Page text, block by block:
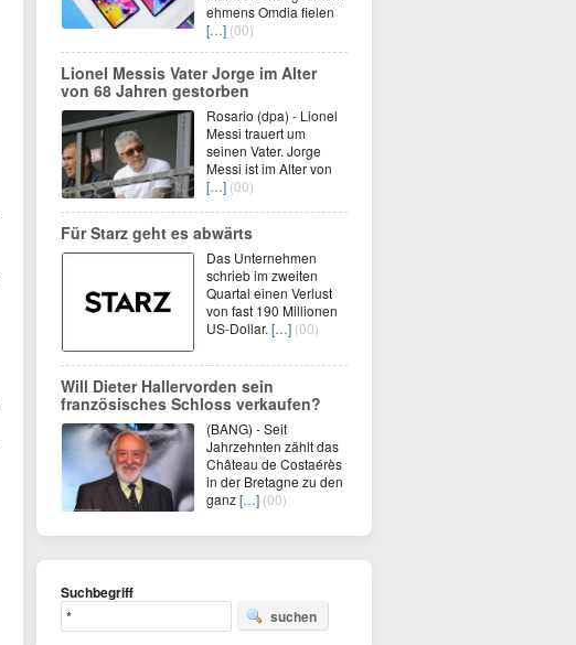
ehmens Omdia fielen
[…] (00)
Lionel Messis Vater Jorge im Alter
von 68 Jahren gestorben
Rosario (dpa) - Lionel
Messi trauert um
seinen Vater. Jorge
Messi ist im Alter von
[…] (00)
Für Starz geht es abwärts
Das Unternehmen
schrieb im zweiten
Quartal einen Verlust
von fast 190 Millionen
US-Dollar. […] (00)
Will Dieter Hallervorden sein
französisches Schloss verkaufen?
(BANG) - Seit
Jahrzehnten zählt das
Château de Costaérès
in der Bretagne zu den
ganz[…] (00)
Suchbegriff
suchen